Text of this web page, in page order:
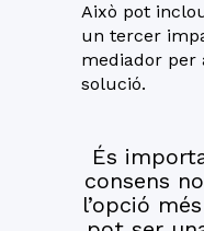
Això pot
un tercer
mediador per
solució.
És
consens
l’opció